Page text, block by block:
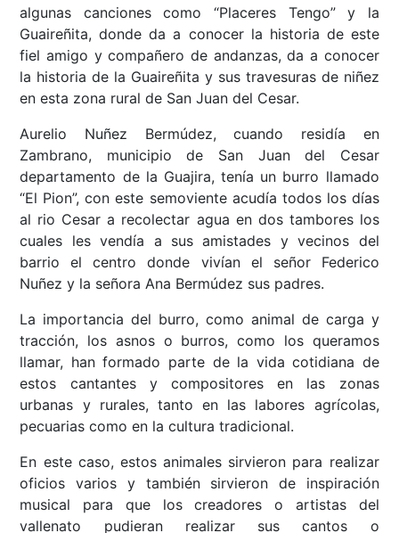
algunas canciones como “Placeres Tengo” y la
Guaireñita, donde da a conocer la historia de este
fiel amigo y compañero de andanzas, da a conocer
la historia de la Guaireñita y sus travesuras de niñez
en esta zona rural de San Juan del Cesar.
Aurelio Nuñez Bermúdez, cuando residía en
Zambrano, municipio de San Juan del Cesar
departamento de la Guajira, tenía un burro llamado
“El Pion”, con este semoviente acudía todos los días
al rio Cesar a recolectar agua en dos tambores los
cuales les vendía a sus amistades y vecinos del
barrio el centro donde vivían el señor Federico
Nuñez y la señora Ana Bermúdez sus padres.
La importancia del burro, como animal de carga y
tracción, los asnos o burros, como los queramos
llamar, han formado parte de la vida cotidiana de
estos cantantes y compositores en las zonas
urbanas y rurales, tanto en las labores agrícolas,
pecuarias como en la cultura tradicional.
En este caso, estos animales sirvieron para realizar
oficios varios y también sirvieron de inspiración
musical para que los creadores o artistas del
vallenato pudieran realizar sus cantos o